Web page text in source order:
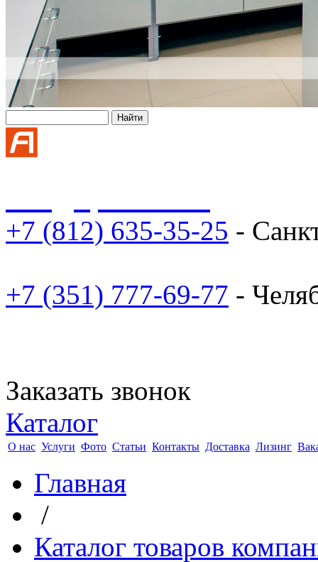
+7 (812) 635-35-25 -
+7 (351) 777-69-77 -
Заказать звонок
Каталог
О нас Услуги Фото Статьи Контакты Доставка Лизинг
Главная
/
Каталог товаров